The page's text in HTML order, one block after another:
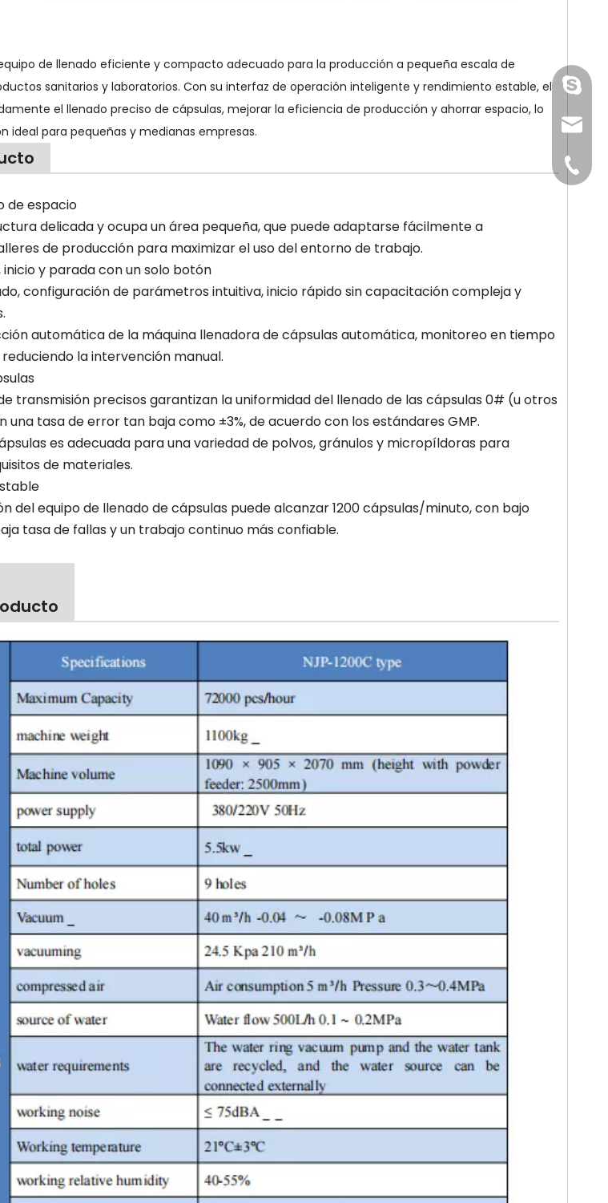
de llenado eficiente y compacto adecuado para la producción a pequeña escala de
sanitarios y laboratorios. Con su interfaz de operación inteligente y rendimiento estable, el
el llenado preciso de cápsulas, mejorar la eficiencia de producción y ahorrar espacio, lo
ideal para pequeñas y medianas empresas.
de espacio
delicada y ocupa un área pequeña, que puede adaptarse fácilmente a
de producción para maximizar el uso del entorno de trabajo.
y parada con un solo botón
configuración de parámetros intuitiva, inicio rápido sin capacitación compleja y
automática de la máquina llenadora de cápsulas automática, monitoreo en tiempo
la intervención manual.
transmisión precisos garantizan la uniformidad del llenado de las cápsulas 0# (u otros
tasa de error tan baja como ±3%, de acuerdo con los estándares GMP.
es adecuada para una variedad de polvos, gránulos y micropíldoras para
de materiales.
del equipo de llenado de cápsulas puede alcanzar 1200 cápsulas/minuto, con bajo
tasa de fallas y un trabajo continuo más confiable.
+86-